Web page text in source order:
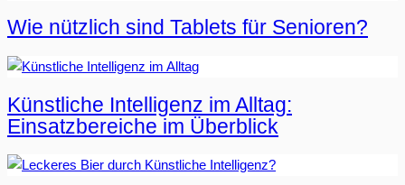
Wie nützlich sind Tablets für Senioren?
Künstliche Intelligenz im Alltag:
Einsatzbereiche im Überblick